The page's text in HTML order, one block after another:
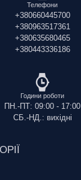
Телефони
+380660445700
+380963517361
+380635680465
+380443336186
Години роботи
ПН.-ПТ: 09:00 - 17:00
СБ.-НД.: вихідні